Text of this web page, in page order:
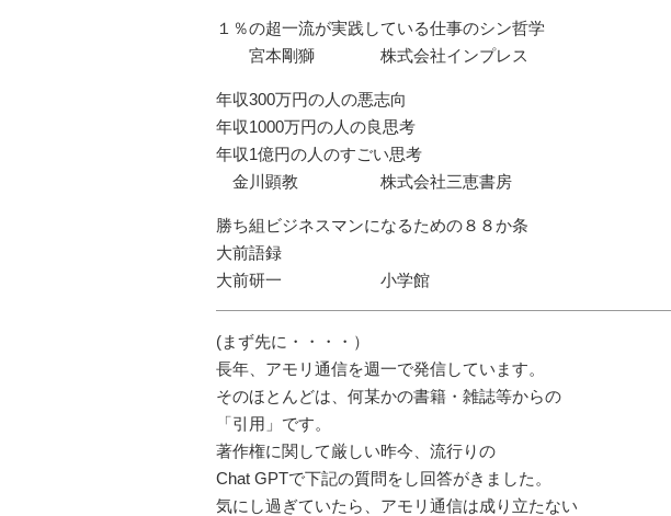
１％の超一流が実践している仕事のシン哲学
宮本剛獅 株式会社インプレス
年収300万円の人の悪志向
年収1000万円の人の良思考
年収1億円の人のすごい思考
金川顕教 株式会社三恵書房
勝ち組ビジネスマンになるための８８か条
大前語録
大前研一 小学館
(まず先に・・・・）
長年、アモリ通信を週一で発信しています。
そのほとんどは、何某かの書籍・雑誌等からの
「引用」です。
著作権に関して厳しい昨今、流行りの
Chat GPTで下記の質問をし回答がきました。
気にし過ぎていたら、アモリ通信は成り立たない